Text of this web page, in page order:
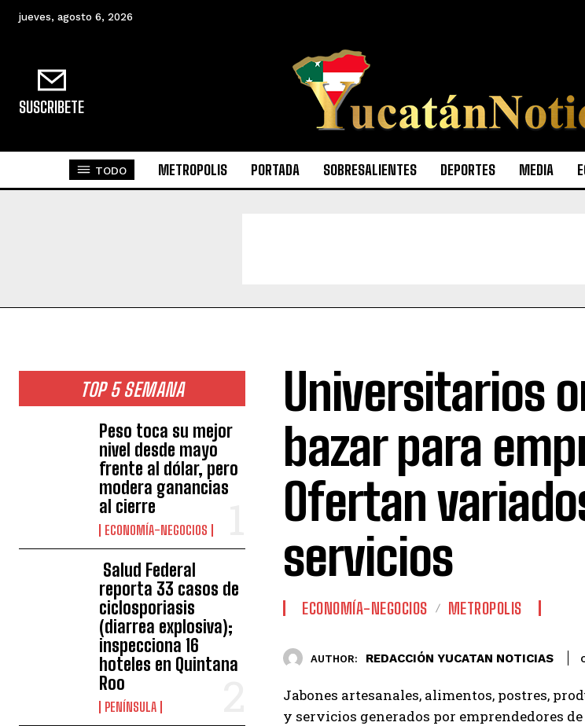
jueves, agosto 6, 2026
SUSCRIBETE
TODO METROPOLIS PORTADA SOBRESALIENTES DEPORTES MEDIA
TOP 5 SEMANA
Peso toca su mejor
nivel desde mayo
frente al dólar, pero
modera ganancias
al cierre
ECONOMÍA-NEGOCIOS
Salud Federal
reporta 33 casos de
ciclosporiasis
(diarrea explosiva);
inspecciona 16
hoteles en Quintana
Roo
PENÍNSULA
Universitarios
bazar para
Ofertan
servicios
ECONOMÍA-NEGOCIOS METROPOLIS
AUTHOR: REDACCIÓN YUCATAN NOTICIAS
Jabones artesanales, alimentos, postres,
y servicios generados por emprendedores